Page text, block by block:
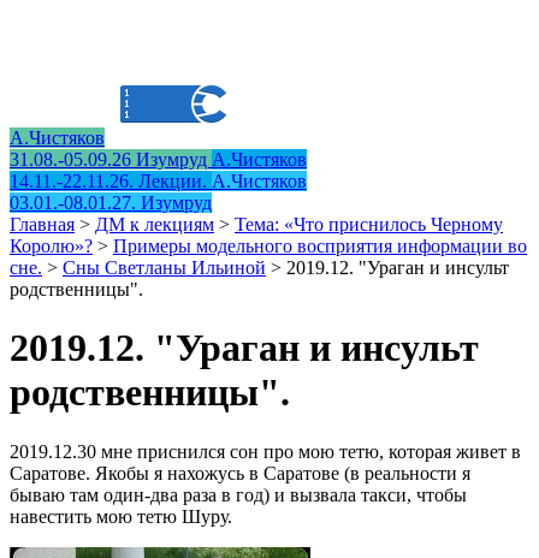
А.Чистяков
31.08.-05.09.26 Изумруд А.Чистяков
14.11.-22.11.26. Лекции. А.Чистяков
03.01.-08.01.27. Изумруд
Главная > ДМ к лекциям > Тема: «Что приснилось Черному
Королю»? > Примеры модельного восприятия информации во
сне. > Сны Светланы Ильиной > 2019.12. "Ураган и инсульт
родственницы".
2019.12. "Ураган и инсульт
родственницы".
2019.12.30 мне приснился сон про мою тетю, которая живет в
Саратове. Якобы я нахожусь в Саратове (в реальности я
бываю там один-два раза в год) и вызвала такси, чтобы
навестить мою тетю Шуру.